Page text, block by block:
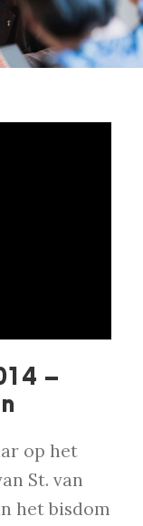
–
op het
St. van
het bisdom